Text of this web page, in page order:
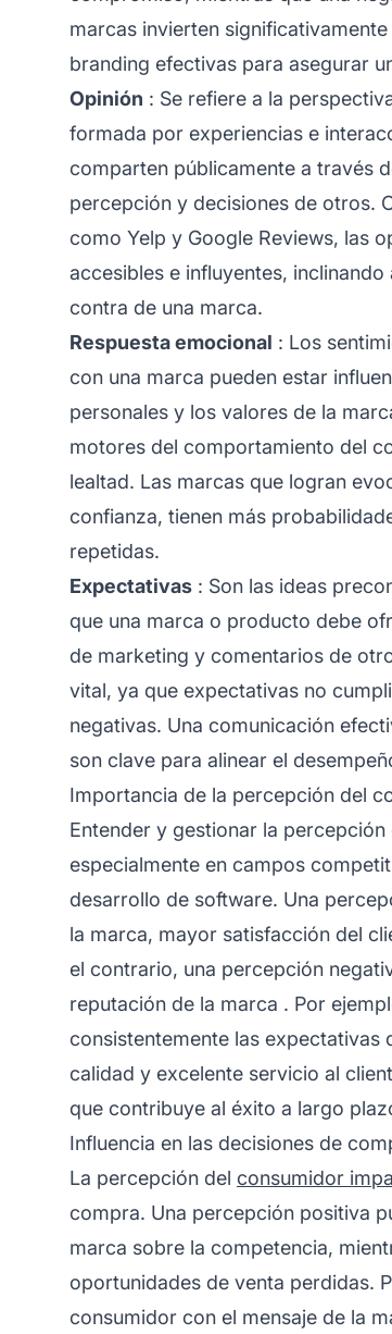
marcas invierten
branding efectivas para asegurar
Opinión : Se refiere a la
formada por experiencias e
comparten públicamente a través
percepción y decisiones de otros.
como Yelp y Google Reviews, las
accesibles e influyentes,
contra de una marca.
Respuesta emocional : Los
con una marca pueden estar
personales y los valores de la
motores del comportamiento del
lealtad. Las marcas que logran
confianza, tienen más
repetidas.
Expectativas : Son las ideas
que una marca o producto debe
de marketing y comentarios de
vital, ya que expectativas no
negativas. Una comunicación
son clave para alinear el
Importancia de la percepción del
Entender y gestionar la
especialmente en campos
desarrollo de software. Una
la marca, mayor satisfacción del
el contrario, una percepción
reputación de la marca . Por
consistentemente las
calidad y excelente servicio al
que contribuye al éxito a largo
Influencia en las decisiones de
La percepción del consumidor
compra. Una percepción positiva
marca sobre la competencia,
oportunidades de venta perdidas.
consumidor con el mensaje de la